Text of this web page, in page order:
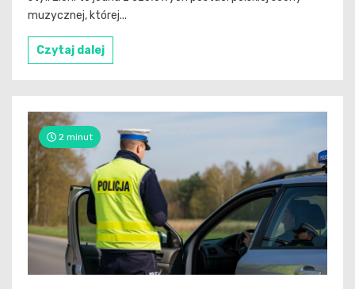
muzycznej, której...
Czytaj dalej
2 minut